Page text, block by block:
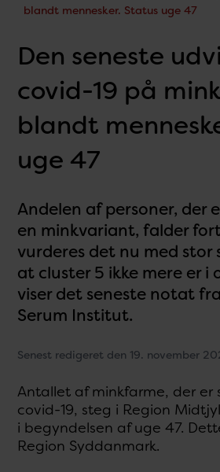
blandt mennesker. Status uge 47
Den seneste
covid-19 på
blandt
uge 47
Andelen af personer, der
en minkvariant, falder
vurderes det nu med stor
at cluster 5 ikke mere er i
viser det seneste notat
Serum Institut.
Senest redigeret den 19. november
Antallet af minkfarme, der er
covid-19, steg i Region
i begyndelsen af uge 47.
Region Syddanmark.